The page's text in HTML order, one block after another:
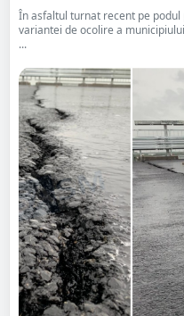
În asfaltul turnat recent pe
variantei de ocolire a
...